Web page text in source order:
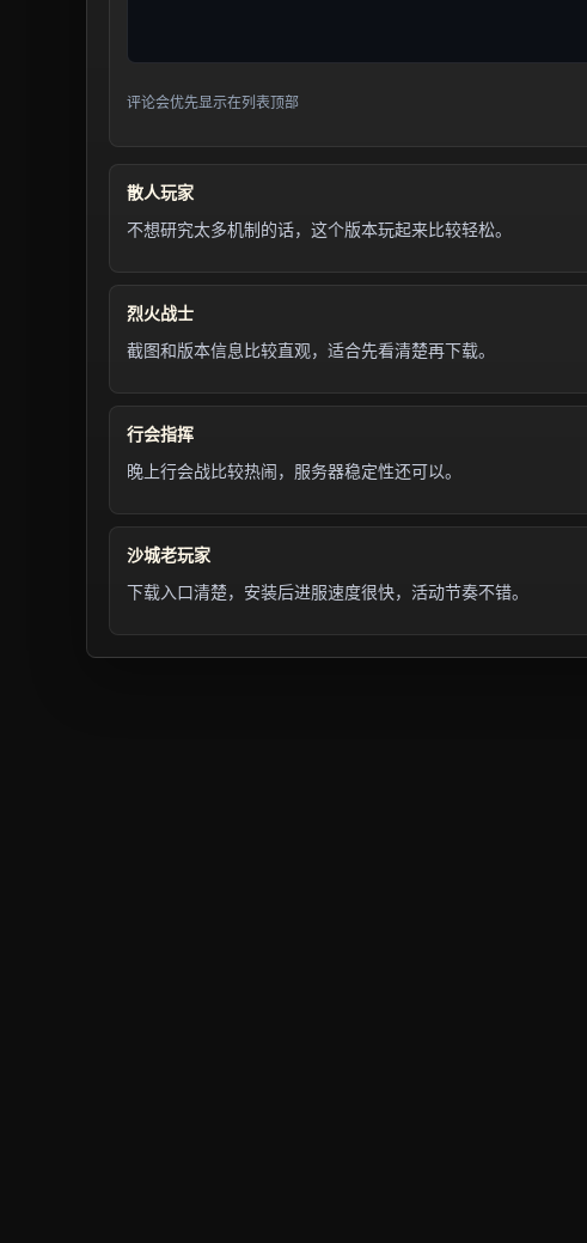
评论会优先显示在列表顶部
散人玩家
不想研究太多机制的话，这个版本玩起来比较轻松。
烈火战士
截图和版本信息比较直观，适合先看清楚再下载。
行会指挥
晚上行会战比较热闹，服务器稳定性还可以。
沙城老玩家
下载入口清楚，安装后进服速度很快，活动节奏不错。